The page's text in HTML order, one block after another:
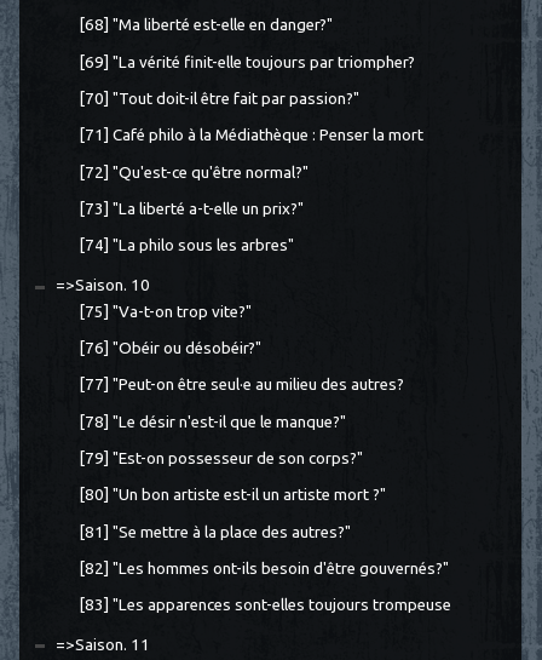
[68] "Ma liberté est-elle en danger?"
[69] "La vérité finit-elle toujours par triompher?
[70] "Tout doit-il être fait par passion?"
[71] Café philo à la Médiathèque : Penser la mort
[72] "Qu'est-ce qu'être normal?"
[73] "La liberté a-t-elle un prix?"
[74] "La philo sous les arbres"
=>Saison. 10
[75] "Va-t-on trop vite?"
[76] "Obéir ou désobéir?"
[77] "Peut-on être seul·e au milieu des autres?
[78] "Le désir n'est-il que le manque?"
[79] "Est-on possesseur de son corps?"
[80] "Un bon artiste est-il un artiste mort ?"
[81] "Se mettre à la place des autres?"
[82] "Les hommes ont-ils besoin d'être gouvernés?"
[83] "Les apparences sont-elles toujours trompeuse
=>Saison. 11